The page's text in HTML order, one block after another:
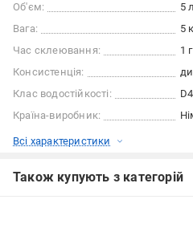
Об'єм:
5 л
Вага:
5
Час склеювання:
1
Консистенція:
Клас водостійкості:
D4
Країна-виробник:
Всі характеристики
Також купують з категорій